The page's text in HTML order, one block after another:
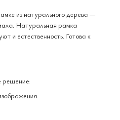
из натурального дерева —
Натуральная рамка
и естественность. Готова к
решение: